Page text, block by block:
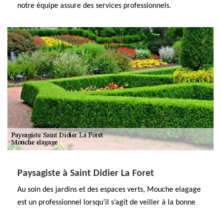
notre équipe assure des services professionnels.
Paysagiste à Saint Didier La Foret
Au soin des jardins et des espaces verts, Mouche elagage
est un professionnel lorsqu’il s’agit de veiller à la bonne